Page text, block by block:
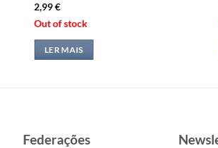
2,99€
Out of stock
LER MAIS
Federações